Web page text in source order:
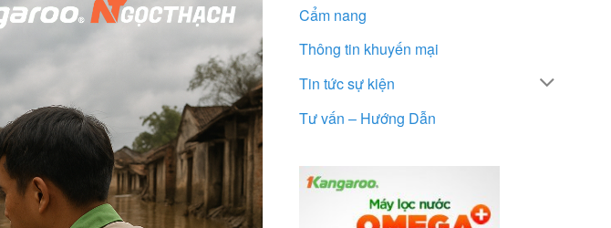
Cẩm nang
Thông tin khuyến mại
Tin tức sự kiện
Tư vấn – Hướng Dẫn